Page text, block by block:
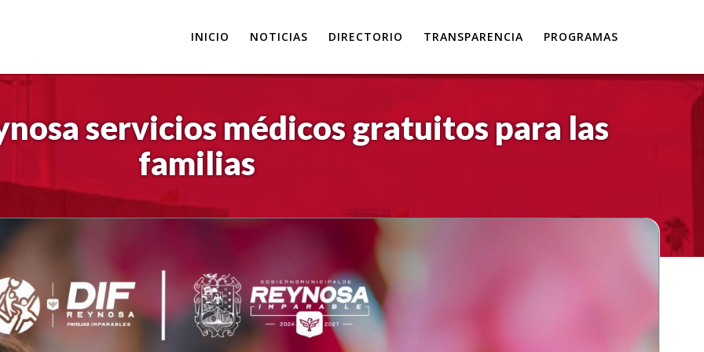
INICIO NOTICIAS DIRECTORIO TRANSPARENCIA PROGRAMAS
servicios médicos gratuitos para las
familias